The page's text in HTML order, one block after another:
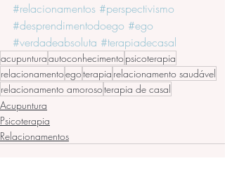
#relacionamentos #perspectivismo
#desprendimentodoego #ego
#verdadeabsoluta #terapiadecasal
acupunturaautoconhecimentopsicoterapia
relacionamentoegoterapia relacionamento saudável
relacionamento amorosoterapia de casal
Acupuntura
Psicoterapia
Relacionamentos